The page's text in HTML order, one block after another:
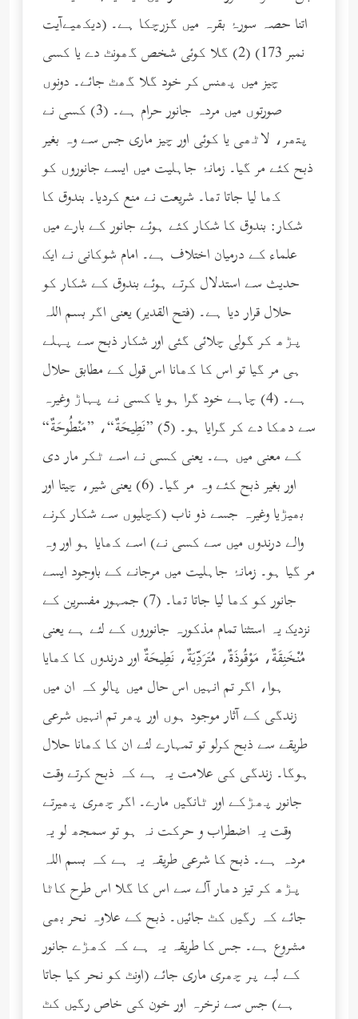
اتنا حصہ سورۂ بقرہ میں گزرچکا ہے۔ (دیکھیےآیت
نمبر 173) (2) گلا کوئی شخص گھونٹ دے یا کسی
چیز میں پھنس کر خود گلا گھٹ جائے۔ دونوں
صورتوں میں مردہ جانور حرام ہے۔ (3) کسی نے
پتھر، لاٹھی یا کوئی اور چیز ماری جس سے وہ بغیر
ذبح کئے مر گیا۔ زمانۂ جاہلیت میں ایسے جانوروں کو
کھا لیا جاتا تھا۔ شریعت نے منع کردیا۔ بندوق کا
شکار: بندوق کا شکار کئے ہوئے جانور کے بارے میں
علماء کے درمیان اختلاف ہے۔ امام شوکانی نے ایک
حدیث سے استدلال کرتے ہوئے بندوق کے شکار کو
حلال قرار دیا ہے۔ (فتح القدیر) یعنی اگر بسم اللہ
پڑھ کر گولی چلائی گئی اور شکار ذبح سے پہلے
ہی مر گیا تو اس کا کھانا اس قول کے مطابق حلال
ہے۔ (4) چاہے خود گرا ہو یا کسی نے پہاڑ وغیرہ
سے دھکا دے کر گرایا ہو۔ (5) ”نَطِيحَةٌ“، ”مَنْطُوحَةٌ“
کے معنی میں ہے۔ یعنی کسی نے اسے ٹکر مار دی
اور بغیر ذبح کئے وہ مر گیا۔ (6) یعنی شیر، چیتا اور
بھیڑیا وغیرہ جسے ذو ناب (کچلیوں سے شکار کرنے
والے درندوں میں سے کسی نے) اسے کھایا ہو اور وہ
مر گیا ہو۔ زمانۂ جاہلیت میں مرجانے کے باوجود ایسے
جانور کو کھا لیا جاتا تھا۔ (7) جمہور مفسرین کے
نزدیک یہ استثنا تمام مذکورہ جانوروں کے لئے ہے یعنی
مُنْخَنِقَةٌ، مَوْقُوذَةٌ، مُتَرَدِّيَةٌ، نَطِيحَةٌ اور درندوں کا کھایا
ہوا، اگر تم انہیں اس حال میں پالو کہ ان میں
زندگی کے آثار موجود ہوں اور پھر تم انہیں شرعی
طریقے سے ذبح کرلو تو تمہارے لئے ان کا کھانا حلال
ہوگا۔ زندگی کی علامت یہ ہے کہ ذبح کرتے وقت
جانور پھڑکے اور ٹانگیں مارے۔ اگر چھری پھیرتے
وقت یہ اضطراب و حرکت نہ ہو تو سمجھ لو یہ
مردہ ہے۔ ذبح کا شرعی طریقہ یہ ہے کہ بسم اللہ
پڑھ کر تیز دھار آلے سے اس کا گلا اس طرح کاٹا
جائے کہ رگیں کٹ جائیں۔ ذبح کے علاوہ نحر بھی
مشروع ہے۔ جس کا طریقہ یہ ہے کہ کھڑے جانور
کے لبے پر چھری ماری جائے (اونٹ کو نحر کیا جاتا
ہے) جس سے نرخرہ اور خون کی خاص رگیں کٹ